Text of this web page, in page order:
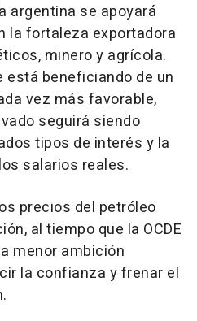
argentina se apoyará
la fortaleza exportadora
minero y agrícola.
está beneficiando de un
vez más favorable,
seguirá siendo
tipos de interés y la
salarios reales.
precios del petróleo
al tiempo que la OCDE
menor ambición
la confianza y frenar el